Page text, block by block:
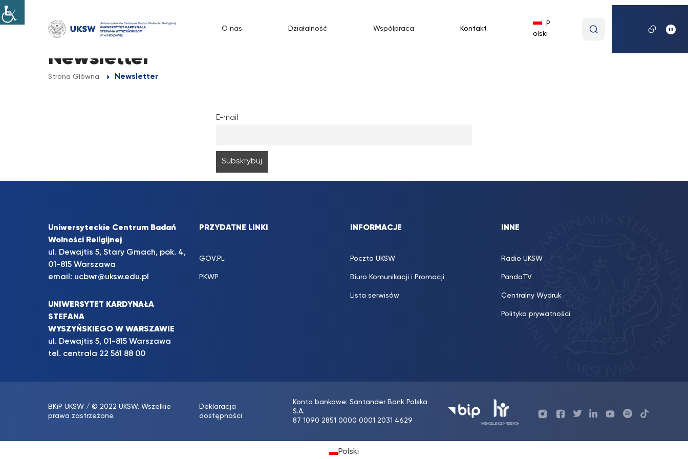
Przejdź
do
O nas Działalność Współpraca Kontakt
P
olski
wyszukiwaną
Newsletter
Strona Główna Newsletter
E-mail
Uniwersyteckie Centrum Badań
Wolności Religijnej
ul. Dewajtis 5, Stary Gmach, pok. 4,
01-815 Warszawa
email: ucbwr@uksw.edu.pl
UNIWERSYTET KARDYNAŁA
STEFANA
WYSZYŃSKIEGO W WARSZAWIE
ul. Dewajtis 5, 01-815 Warszawa
tel. centrala 22 561 88 00
PRZYDATNE LINKI
GOV.PL
PKWP
INFORMACJE
Poczta UKSW
Biuro Komunikacji i Promocji
Lista serwisów
INNE
Radio UKSW
PandaTV
Centralny Wydruk
Polityka prywatności
BKiP UKSW / © 2022 UKSW. Wszelkie
prawa zastrzeżone.
Deklaracja
dostępności
Konto bankowe: Santander Bank Polska
S.A.
87 1090 2851 0000 0001 2031 4629
Profil ProfilProfilProfil UKSWProfilUKSW
Polski